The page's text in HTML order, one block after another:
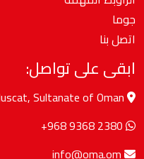
جوما
اتصل بنا
ابقى على تواصل:
+968 9368 2380
info@oma.om